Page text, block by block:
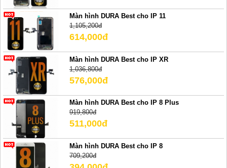
Màn hình DURA Best cho IP 11
1,105,200đ
614,000đ
Màn hình DURA Best cho IP XR
1,036,800đ
576,000đ
Màn hình DURA Best cho IP 8 Plus
919,800đ
511,000đ
Màn hình DURA Best cho IP 8
709,200đ